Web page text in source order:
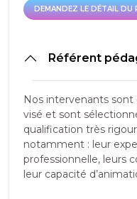
DEMANDEZ LE DÉTAIL DU
Référent
Nos intervenants sont
visé et sont
qualification très
notamment : leur
professionnelle, leurs
leur capacité